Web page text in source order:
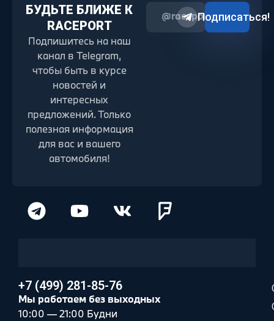
БУДЬТЕ БЛИЖЕ К
RACEPORT
Подпишитесь на наш
канал в Telegram,
чтобы быть в курсе
новостей и
интересных
предложений. Только
полезная информация
для вас и вашего
автомобиля!
@raceport2022
Подписаться!
+7 (499) 281-85-76
Мы работаем без выходных
10:00 — 21:00 Будни